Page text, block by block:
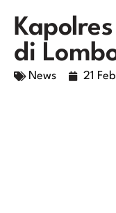
di
News 21